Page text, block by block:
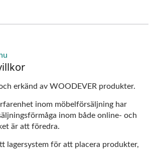
erkänd av WOODEVER produkter.
inom möbelförsäljning har
inom både online- och
är att föredra.
lagersystem för att placera produkter,